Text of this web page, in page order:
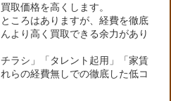
取価格を高くします。
ころはありますが、経費を徹底
より高く買取できる余力があり
ラシ」「タレント起用」「家賃
らの経費無しでの徹底した低コ